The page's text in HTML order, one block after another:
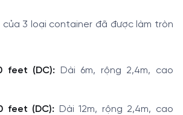
của 3 loại container đã được làm tròn
feet (DC): Dài 6m, rộng 2,4m, cao
feet (DC): Dài 12m, rộng 2,4m, cao